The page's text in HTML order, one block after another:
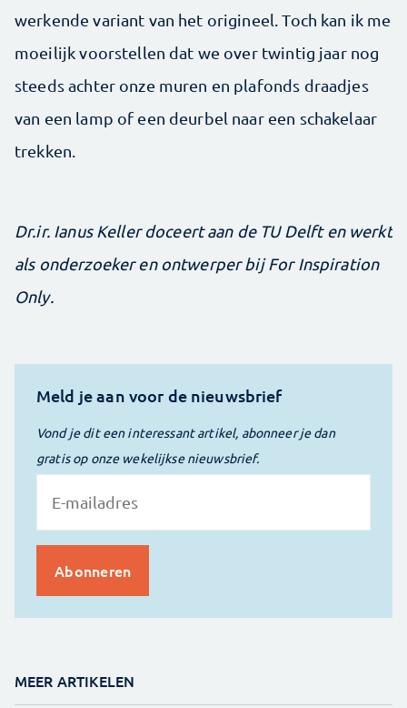
werkende variant van het origineel. Toch kan ik me
moeilijk voorstellen dat we over twintig jaar nog
steeds achter onze muren en plafonds draadjes
van een lamp of een deurbel naar een schakelaar
trekken.
Dr.ir. Ianus Keller doceert aan de TU Delft en werkt
als onderzoeker en ontwerper bij For Inspiration
Only.
Meld je aan voor de nieuwsbrief
Vond je dit een interessant artikel, abonneer je dan
gratis op onze wekelijkse nieuwsbrief.
MEER ARTIKELEN